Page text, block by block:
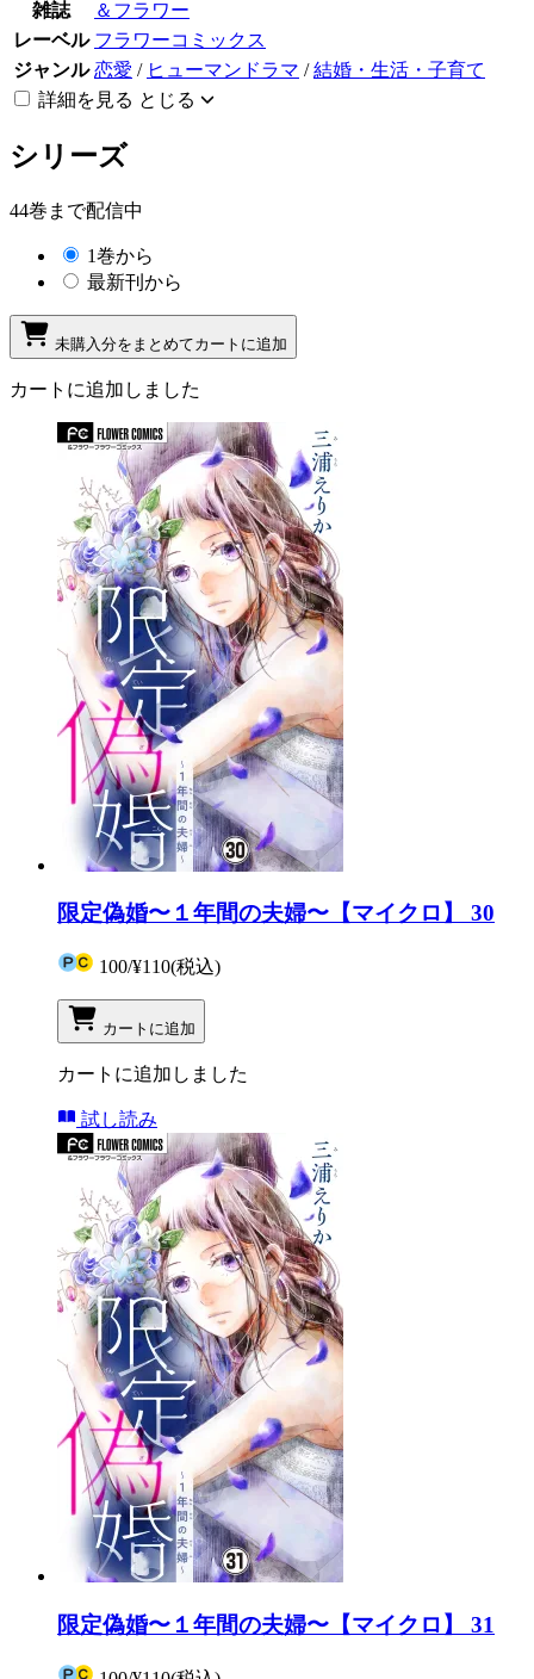
雑誌
＆フラワー
レーベル フラワーコミックス
ジャンル 恋愛 / ヒューマンドラマ /結婚・生活・子育て
詳細を見る とじる
シリーズ
44巻まで配信中
1巻から
最新刊から
未購入分をまとめてカートに追加
カートに追加しました
限定偽婚〜１年間の夫婦〜【マイクロ】 30
100/¥110(税込)
カートに追加
カートに追加しました
試し読み
限定偽婚〜１年間の夫婦〜【マイクロ】 31